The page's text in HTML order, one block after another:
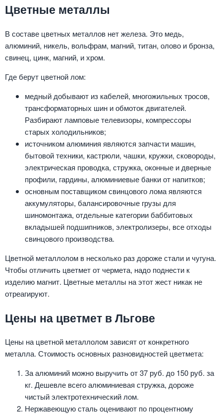
Цветные металлы
В составе цветных металлов нет железа. Это медь,
алюминий, никель, вольфрам, магний, титан, олово и бронза,
свинец, цинк, магний, и хром.
Где берут цветной лом:
медный добывают из кабелей, многожильных тросов,
трансформаторных шин и обмоток двигателей.
Разбирают ламповые телевизоры, компрессоры
старых холодильников;
источником алюминия являются запчасти машин,
бытовой техники, кастрюли, чашки, кружки, сковороды,
электрическая проводка, стружка, оконные и дверные
профили, гардины, алюминиевые банки от напитков;
основным поставщиком свинцового лома являются
аккумуляторы, балансировочные грузы для
шиномонтажа, отдельные категории баббитовых
вкладышей подшипников, электролизеры, все отходы
свинцового производства.
Цветной металлолом в несколько раз дороже стали и чугуна.
Чтобы отличить цветмет от чермета, надо поднести к
изделию магнит. Цветные металлы на этот жест никак не
отреагируют.
Цены на цветмет в Льгове
Цены на цветной металлолом зависят от конкретного
металла. Стоимость основных разновидностей цветмета:
За алюминий можно выручить от 37 руб. до 150 руб. за
кг. Дешевле всего алюминиевая стружка, дороже
чистый электротехнический лом.
Нержавеющую сталь оценивают по процентному